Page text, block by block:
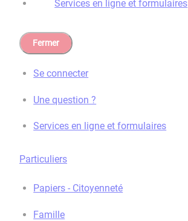
Services en ligne et formulaires
Fermer
Se connecter
Une question ?
Services en ligne et formulaires
Particuliers
Papiers - Citoyenneté
Famille